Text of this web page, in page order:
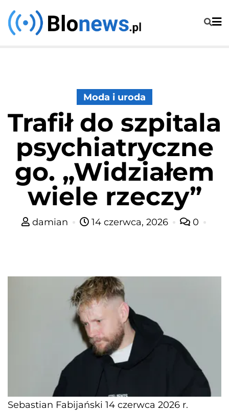
Skip
to
Moda i uroda
Trafił do szpitala
psychiatryczne
go. „Widziałem
wiele rzeczy”
damian 14 czerwca, 2026 0
Sebastian Fabijański 14 czerwca 2026 r.